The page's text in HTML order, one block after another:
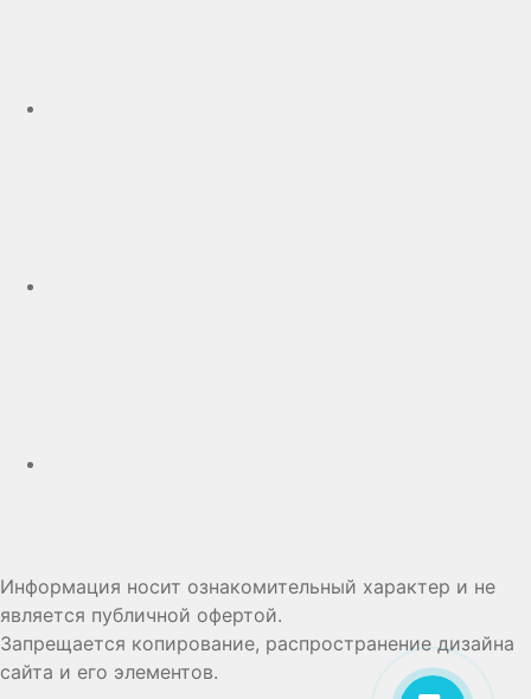
Информация носит ознакомительный характер и не
является публичной офертой.
Запрещается копирование, распространение дизайна
сайта и его элементов.